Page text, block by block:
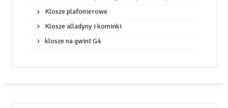
Klosze plafonierowe
Klosze alladyny i kominki
klosze na gwint G4